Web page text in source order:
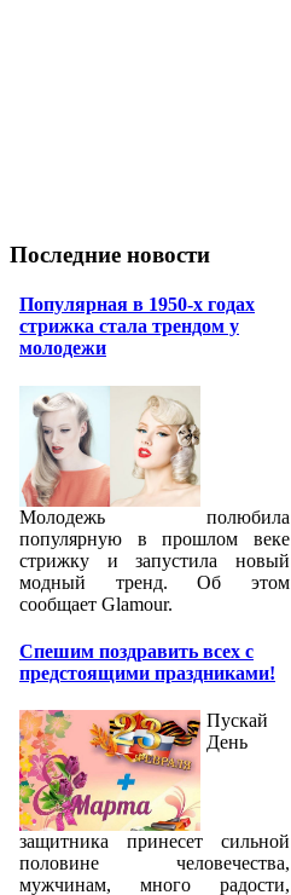
Последние новости
Популярная в 1950-х годах
стрижка стала трендом у
молодежи
Молодежь полюбила
популярную в прошлом веке
стрижку и запустила новый
модный тренд. Об этом
сообщает Glamour.
Спешим поздравить всех с
предстоящими праздниками!
Пускай
День
защитника принесет сильной
половине человечества,
мужчинам, много радости,